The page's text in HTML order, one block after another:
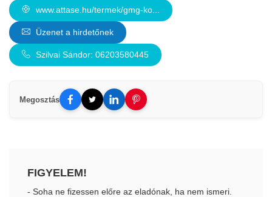
www.attase.hu/termek/gmg-ko...
Üzenet a hirdetőnek
Szilvai Sándor: 06203580445
Megosztás
FIGYELEM!
- Soha ne fizessen előre az eladónak, ha nem ismeri.